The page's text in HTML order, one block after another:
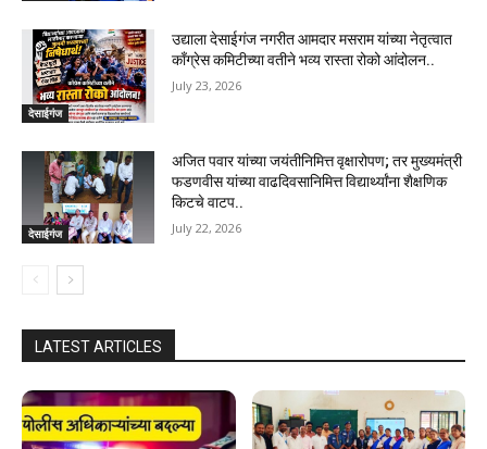
देसाईगंज
उद्याला देसाईगंज नगरीत आमदार मसराम यांच्या नेतृत्वात
काँग्रेस कमिटीच्या वतीने भव्य रास्ता रोको आंदोलन..
July 23, 2026
देसाईगंज
अजित पवार यांच्या जयंतीनिमित्त वृक्षारोपण; तर मुख्यमंत्री
फडणवीस यांच्या वाढदिवसानिमित्त विद्यार्थ्यांना शैक्षणिक
किटचे वाटप..
July 22, 2026
LATEST ARTICLES